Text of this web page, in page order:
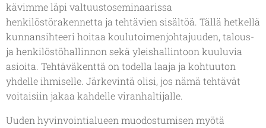
kävimme läpi valtuustoseminaarissa
henkilöstörakennetta ja tehtävien sisältöä. Tällä hetkellä
kunnansihteeri hoitaa koulutoimenjohtajuuden, talous-
ja henkilöstöhallinnon sekä yleishallintoon kuuluvia
asioita. Tehtäväkenttä on todella laaja ja kohtuuton
yhdelle ihmiselle. Järkevintä olisi, jos nämä tehtävät
voitaisiin jakaa kahdelle viranhaltijalle.
Uuden hyvinvointialueen muodostumisen myötä